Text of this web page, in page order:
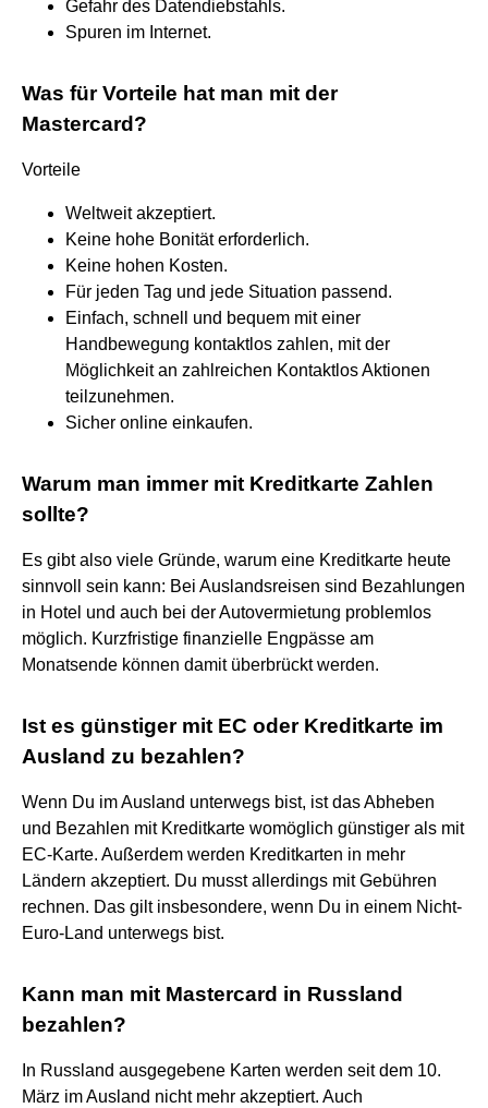
Gefahr des Datendiebstahls.
Spuren im Internet.
Was für Vorteile hat man mit der
Mastercard?
Vorteile
Weltweit akzeptiert.
Keine hohe Bonität erforderlich.
Keine hohen Kosten.
Für jeden Tag und jede Situation passend.
Einfach, schnell und bequem mit einer
Handbewegung kontaktlos zahlen, mit der
Möglichkeit an zahlreichen Kontaktlos Aktionen
teilzunehmen.
Sicher online einkaufen.
Warum man immer mit Kreditkarte Zahlen
sollte?
Es gibt also viele Gründe, warum eine Kreditkarte heute
sinnvoll sein kann: Bei Auslandsreisen sind Bezahlungen
in Hotel und auch bei der Autovermietung problemlos
möglich. Kurzfristige finanzielle Engpässe am
Monatsende können damit überbrückt werden.
Ist es günstiger mit EC oder Kreditkarte im
Ausland zu bezahlen?
Wenn Du im Ausland unterwegs bist, ist das Abheben
und Bezahlen mit Kreditkarte womöglich günstiger als mit
EC-Karte. Außerdem werden Kreditkarten in mehr
Ländern akzeptiert. Du musst allerdings mit Gebühren
rechnen. Das gilt insbesondere, wenn Du in einem Nicht-
Euro-Land unterwegs bist.
Kann man mit Mastercard in Russland
bezahlen?
In Russland ausgegebene Karten werden seit dem 10.
März im Ausland nicht mehr akzeptiert. Auch